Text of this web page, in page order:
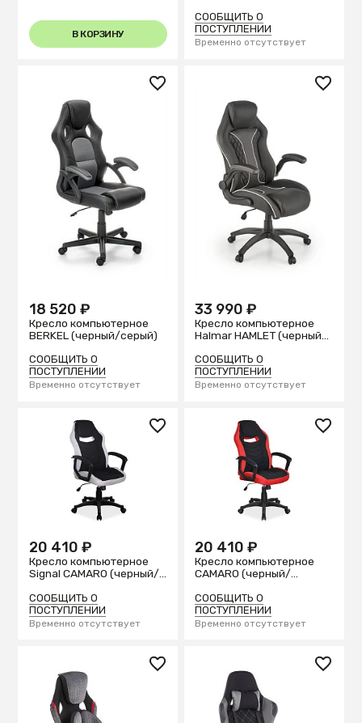
В КОРЗИНУ
СООБЩИТЬ О
ПОСТУПЛЕНИИ
Временно отсутствует
18 520 ₽
Кресло компьютерное
BERKEL (черный/серый)
СООБЩИТЬ О
ПОСТУПЛЕНИИ
Временно отсутствует
33 990 ₽
Кресло компьютерное
Halmar HAMLET (черный/
СООБЩИТЬ О
ПОСТУПЛЕНИИ
Временно отсутствует
20 410 ₽
Кресло компьютерное
Signal CAMARO (черный/
СООБЩИТЬ О
ПОСТУПЛЕНИИ
Временно отсутствует
20 410 ₽
Кресло компьютерное
CAMARO (черный/
СООБЩИТЬ О
ПОСТУПЛЕНИИ
Временно отсутствует